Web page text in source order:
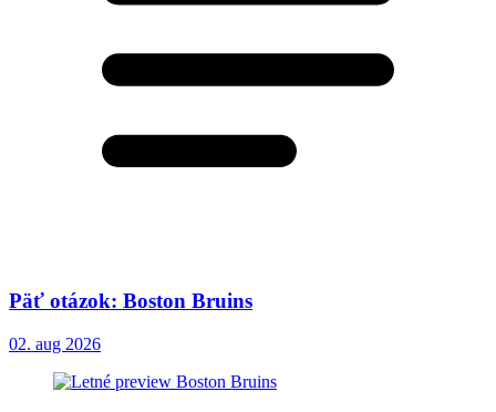
Päť otázok: Boston Bruins
02. aug 2026